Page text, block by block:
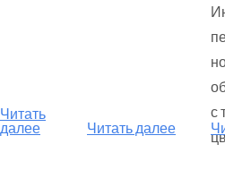
Читать
далее
Читать далее
с